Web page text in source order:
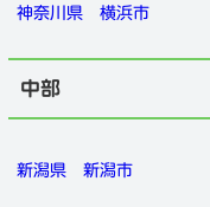
神奈川県 横浜市
中部
新潟県 新潟市